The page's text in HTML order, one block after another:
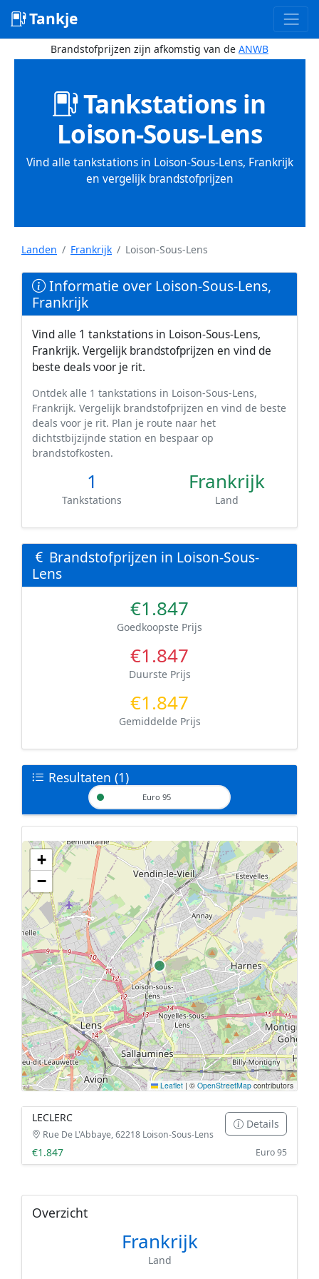
Tankje
Brandstofprijzen zijn afkomstig van de ANWB
Tankstations in
Loison-Sous-Lens
Vind alle tankstations in Loison-Sous-Lens, Frankrijk
en vergelijk brandstofprijzen
Landen Frankrijk Loison-Sous-Lens
Informatie over Loison-Sous-Lens,
Frankrijk
Vind alle 1 tankstations in Loison-Sous-Lens,
Frankrijk. Vergelijk brandstofprijzen en vind de
beste deals voor je rit.
Ontdek alle 1 tankstations in Loison-Sous-Lens,
Frankrijk. Vergelijk brandstofprijzen en vind de beste
deals voor je rit. Plan je route naar het
dichtstbijzijnde station en bespaar op
brandstofkosten.
1
Tankstations
Frankrijk
Land
Brandstofprijzen in Loison-Sous-
Lens
€1.847
Goedkoopste Prijs
€1.847
Duurste Prijs
€1.847
Gemiddelde Prijs
Resultaten (1)
Euro 95
Geen tankstations met locatiegegevens gevonden.
De kaart kan niet worden weergegeven zonder GPS coördinaten.
+
−
Leaflet | © OpenStreetMap contributors
LECLERC
Rue De L'Abbaye, 62218 Loison-Sous-Lens
Details
€1.847 Euro 95
Overzicht
Frankrijk
Land